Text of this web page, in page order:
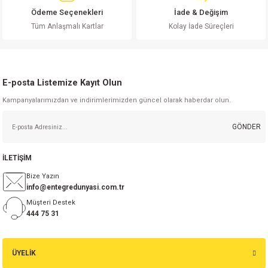
Ödeme Seçenekleri
Tüm Anlaşmalı Kartlar
İade & Değişim
Kolay İade Süreçleri
E-posta Listemize Kayıt Olun
Kampanyalarımızdan ve indirimlerimizden güncel olarak haberdar olun.
GÖNDER
ÜYELİK
İLETİŞİM
Bize Yazın
info@entegredunyasi.com.tr
Müşteri Destek
444 75 31